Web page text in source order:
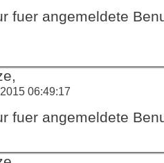
fuer angemeldete
06:49:17
fuer angemeldete